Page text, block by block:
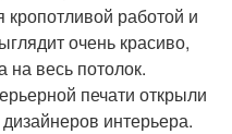
кропотливой работой и
очень красиво,
на весь потолок.
печати открыли
интерьера.